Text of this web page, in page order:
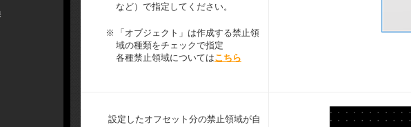
など）で指定してください。
※
「オブジェクト」は作成する禁止領
域の種類をチェックで指定
各種禁止領域についてはこちら
設定したオフセット分の禁止領域が自